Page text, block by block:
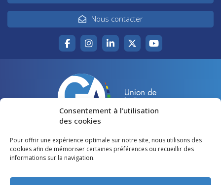
Consentement à l'utilisation
des cookies
Pour offrir une expérience optimale sur notre site, nous utilisons des
cookies afin de mémoriser certaines préférences ou recueillir des
informations sur la navigation.
Nous contacter
Accueil
Votre canton
Lire et voir
Agir pour la Gironde
Restons en contact